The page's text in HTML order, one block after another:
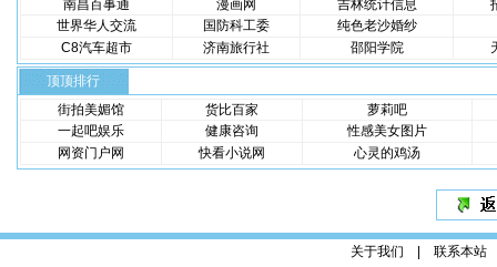
南昌百事通
漫画网 吉林统计信息
世界华人交流
国防科工委 纯色老沙婚纱
C8汽车超市
济南旅行社 邵阳学院
顶顶排行
街拍美媚馆
货比百家
萝莉吧
一起吧娱乐
健康咨询
性感美女图片
网资门户网
快看小说网 心灵的鸡汤
关于我们 | 联系本站